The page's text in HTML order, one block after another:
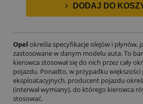
DODAJ DO
Opel określa specyfikacje olejów i płynów,
zastosowane w danym modelu auta. To
kierowca stosował się do nich przez cały
pojazdu. Ponadto, w przypadku większości
eksploatacyjnych, producent pojazdu
(interwał wymiany), do którego kierowca
stosować.